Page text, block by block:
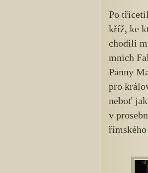
Po
kříž, ke
chodili
mnich
Panny
pro
neboť
v